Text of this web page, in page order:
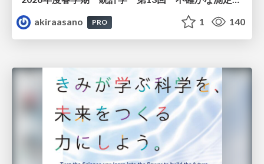
akiraasano
PRO 1 140